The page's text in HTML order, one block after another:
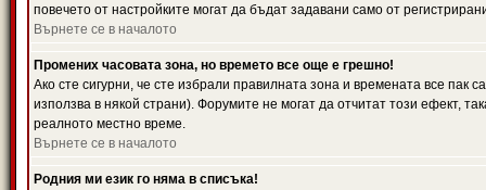
повечето от настройките могат да бъдат задавани само от
Върнете се в началото
Промених часовата зона, но времето все още е грешно!
Ако сте сигурни, че сте избрали правилната зона и времената все
използва в някой страни). Форумите не могат да отчитат този ефект,
реалното местно време.
Върнете се в началото
Родния ми език го няма в списъка!